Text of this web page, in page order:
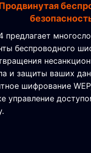
предлагает
беспроводного
и защиты ваших
шифрование
управление